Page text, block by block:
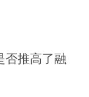
否推高了融